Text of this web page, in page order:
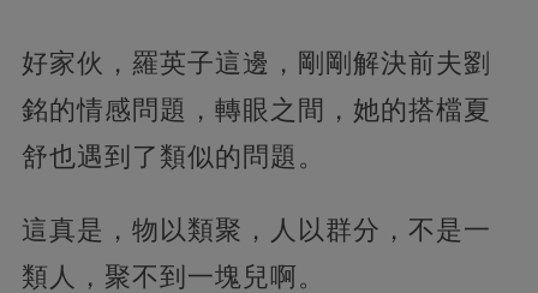
好家伙，羅英子這邊，剛剛解決前夫劉
銘的情感問題，轉眼之間，她的搭檔夏
舒也遇到了類似的問題。
這真是，物以類聚，人以群分，不是一
類人，聚不到一塊兒啊。